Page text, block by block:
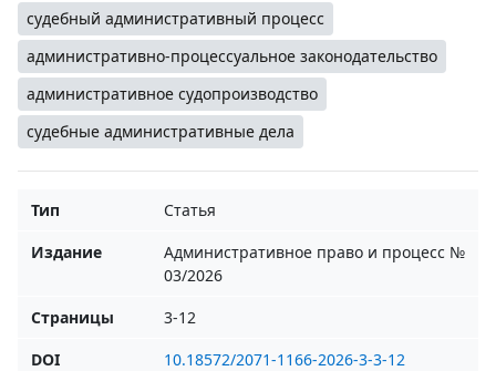
судебный административный процесс
административно-процессуальное законодательство
административное судопроизводство
судебные административные дела
Тип
Статья
Издание
Административное право и процесс №
03/2026
Страницы
3-12
DOI
10.18572/2071-1166-2026-3-3-12